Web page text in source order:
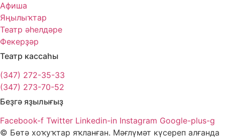
Афиша
Яңылыҡтар
Театр әһелдәре
Фекерҙәр
Театр кассаһы
(347) 272-35-33
(347) 273-70-52
Беҙгә яҙылығыҙ
Facebook-f Twitter Linkedin-in Instagram Google-plus-g
© Бөтә хоҡуҡтар яҡланған. Мәғлүмәт күсереп алғанда